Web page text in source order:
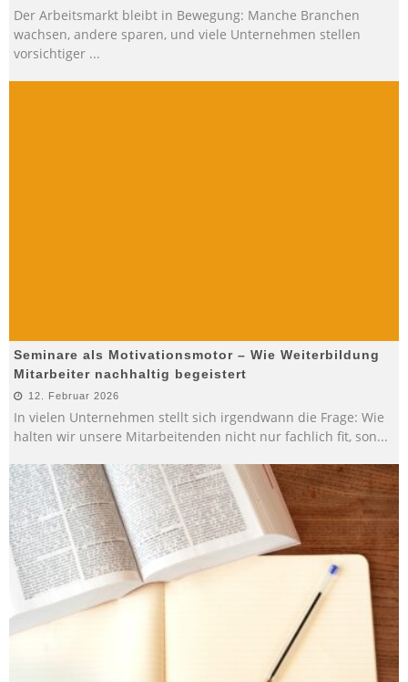
Der Arbeitsmarkt bleibt in Bewegung: Manche Branchen
wachsen, andere sparen, und viele Unternehmen stellen
vorsichtiger ...
Seminare als Motivationsmotor – Wie Weiterbildung
Mitarbeiter nachhaltig begeistert
12. Februar 2026
In vielen Unternehmen stellt sich irgendwann die Frage: Wie
halten wir unsere Mitarbeitenden nicht nur fachlich fit, son...